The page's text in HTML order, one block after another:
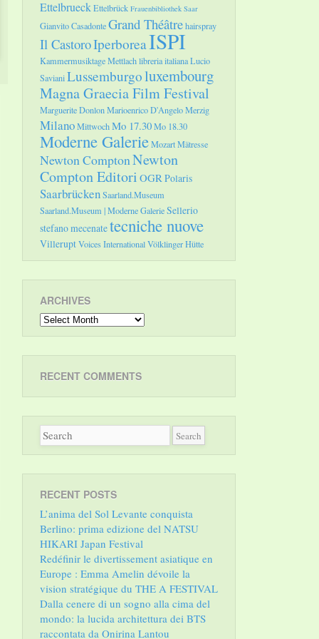
EttelbrueckEttelbrück Frauenbibliothek Saar
Gianvito CasadonteGrand Théâtrehairspray
Il CastoroIperboreaISPI
Kammermusiktage Mettlachlibreria italianaLucio
SavianiLussemburgoluxembourg
Magna Graecia Film Festival
Marguerite DonlonMarioenrico D'AngeloMerzig
MilanoMittwochMo 17.30Mo 18.30
Moderne GalerieMozartMätresse
Newton ComptonNewton
Compton Editori OGRPolaris
SaarbrückenSaarland.Museum
Saarland.Museum | Moderne GalerieSellerio
stefano mecenatetecniche nuove
VilleruptVoices InternationalVölklinger Hütte
ARCHIVES
Archives
RECENT COMMENTS
RECENT POSTS
L’anima del Sol Levante conquista
Berlino: prima edizione del NATSU
HIKARI Japan Festival
Redéfinir le divertissement asiatique en
Europe : Emma Amelin dévoile la
vision stratégique du THE A FESTIVAL
Dalla cenere di un sogno alla cima del
mondo: la lucida architettura dei BTS
raccontata da Onirina Lantou